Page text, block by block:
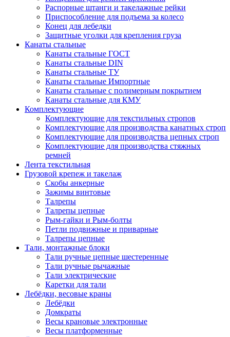
Распорные штанги и такелажные рейки
Приспособление для подъема за колесо
Конец для лебедки
Защитные уголки для крепления груза
Канаты стальные
Канаты стальные ГОСТ
Канаты стальные DIN
Канаты стальные ТУ
Канаты стальные Импортные
Канаты стальные с полимерным покрытием
Канаты стальные для КМУ
Комплектующие
Комплектующие для текстильных стропов
Комплектующие для производства канатных строп
Комплектующие для производства цепных строп
Комплектующие для производства стяжных
ремней
Лента текстильная
Грузовой крепеж и такелаж
Скобы анкерные
Зажимы винтовые
Талрепы
Талрепы цепные
Рым-гайки и Рым-болты
Петли подвижные и приварные
Талрепы цепные
Тали, монтажные блоки
Тали ручные цепные шестеренные
Тали ручные рычажные
Тали электрические
Каретки для тали
Лебёдки, весовые краны
Лебёдки
Домкраты
Весы крановые электронные
Весы платформенные